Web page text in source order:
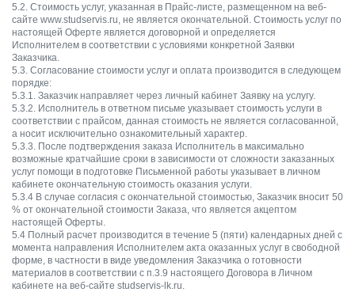
5.2. Стоимость услуг, указанная в Прайс-листе, размещенном на веб-
сайте www.studservis.ru, не является окончательной. Стоимость услуг по
настоящей Оферте является договорной и определяется
Исполнителем в соответствии с условиями конкретной Заявки
Заказчика.
5.3. Согласование стоимости услуг и оплата производится в следующем
порядке:
5.3.1. Заказчик направляет через личный кабинет Заявку на услугу.
5.3.2. Исполнитель в ответном письме указывает стоимость услуги в
соответствии с прайсом, данная стоимость не является согласованной,
а носит исключительно ознакомительный характер.
5.3.3. После подтверждения заказа Исполнитель в максимально
возможные кратчайшие сроки в зависимости от сложности заказанных
услуг помощи в подготовке Письменной работы указывает в личном
кабинете окончательную стоимость оказания услуги.
5.3.4 В случае согласия с окончательной стоимостью, Заказчик вносит 50
% от окончательной стоимости Заказа, что является акцептом
настоящей Оферты.
5.4 Полный расчет производится в течение 5 (пяти) календарных дней с
момента направления Исполнителем акта оказанных услуг в свободной
форме, в частности в виде уведомления Заказчика о готовности
материалов в соответствии с п.3.9 настоящего Договора в Личном
кабинете на веб-сайте studservis-lk.ru.